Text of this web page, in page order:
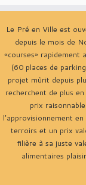
Le Pré en Ville est
depuis le mois de
«courses» rapidement
(60 places de
projet mûrit depuis
recherchent de plus
prix
l’approvisionnement
terroirs et un prix
filière à sa juste
alimentaires